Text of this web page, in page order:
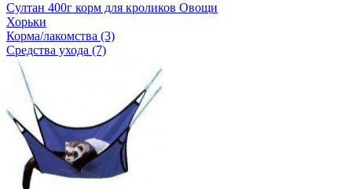
Султан 400г корм для кроликов Овощи
Хорьки
Корма/лакомства (3)
Средства ухода (7)